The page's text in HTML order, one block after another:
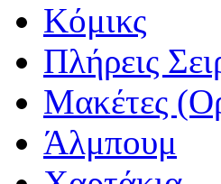
Κόμικς
Πλήρεις
Μακέτες
Άλμπουμ